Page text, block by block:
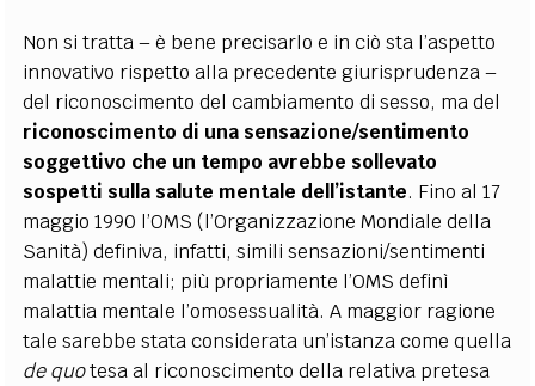
Non si tratta – è bene precisarlo e in ciò sta l’aspetto
innovativo rispetto alla precedente giurisprudenza –
del riconoscimento del cambiamento di sesso, ma del
riconoscimento di una sensazione/sentimento
soggettivo che un tempo avrebbe sollevato
sospetti sulla salute mentale dell’istante. Fino al 17
maggio 1990 l’OMS (l’Organizzazione Mondiale della
Sanità) definiva, infatti, simili sensazioni/sentimenti
malattie mentali; più propriamente l’OMS definì
malattia mentale l’omosessualità. A maggior ragione
tale sarebbe stata considerata un’istanza come quella
de quotesa al riconoscimento della relativa pretesa